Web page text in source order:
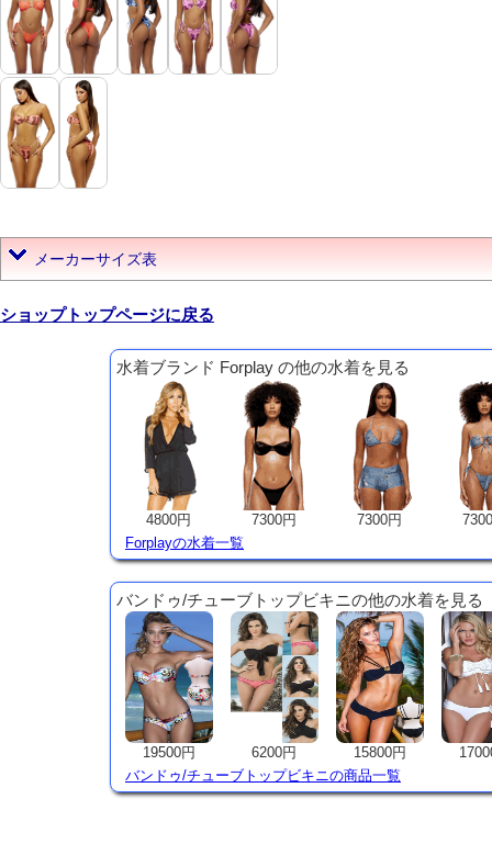
メーカーサイズ表
ショップトップページに戻る
水着ブランド Forplay の他の水着を見る
4800円 7300円 7300円
Forplayの水着一覧
バンドゥ/チューブトップビキニの他の水着を見る
19500円 6200円 15800円
バンドゥ/チューブトップビキニの商品一覧